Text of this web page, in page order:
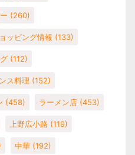
(260)
ッピング情報 (133)
(112)
ス料理 (152)
(458) ラーメン店 (453)
上野広小路 (119)
中華 (192)